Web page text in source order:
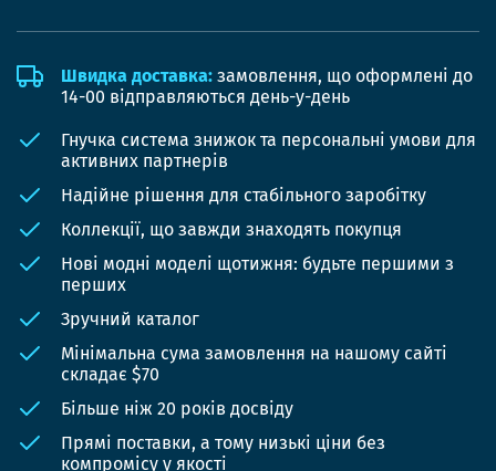
Швидка доставка: замовлення, що оформлені до
14-00 відправляються день-у-день
Гнучка система знижок та персональні умови для
активних партнерів
Надійне рішення для стабільного заробітку
Коллекції, що завжди знаходять покупця
Нові модні моделі щотижня: будьте першими з
перших
Зручний каталог
Мінімальна сума замовлення на нашому сайті
складає $70
Більше ніж 20 років досвіду
Прямі поставки, а тому низькі ціни без
компромісу у якості